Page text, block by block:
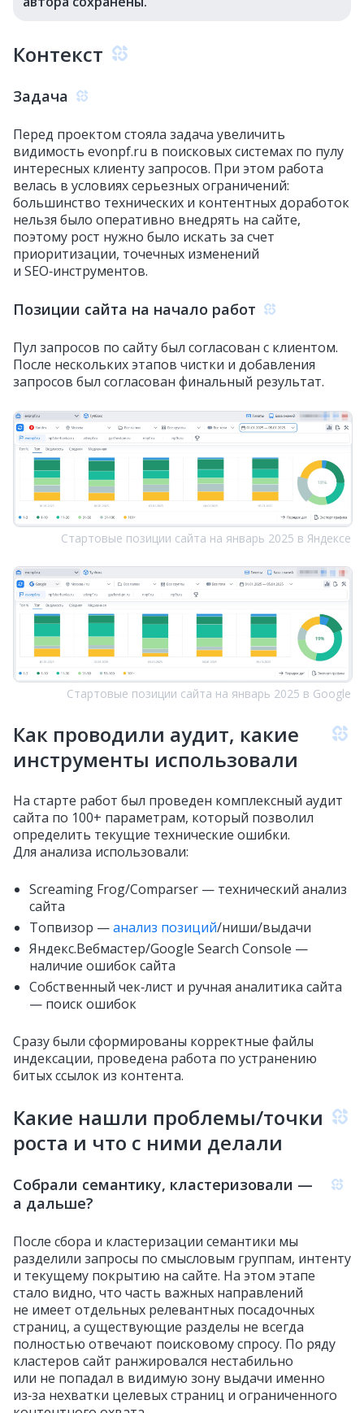
Контекст
Задача
Перед проектом стояла задача увеличить
видимость evonpf.ru в поисковых системах по пулу
интересных клиенту запросов. При этом работа
велась в условиях серьезных ограничений:
большинство технических и контентных доработок
нельзя было оперативно внедрять на сайте,
поэтому рост нужно было искать за счет
приоритизации, точечных изменений
и SEO‑инструментов.
Позиции сайта на начало работ
Пул запросов по сайту был согласован с клиентом.
После нескольких этапов чистки и добавления
запросов был согласован финальный результат.
Стартовые позиции сайта на январь 2025 в Яндексе
Стартовые позиции сайта на январь 2025 в Google
Как проводили аудит, какие
инструменты использовали
На старте работ был проведен комплексный аудит
сайта по 100+ параметрам, который позволил
определить текущие технические ошибки.
Для анализа использовали:
Screaming Frog/Comparser — технический анализ
сайта
Топвизор —анализ позиций/ниши/выдачи
Яндекс.Вебмастер/Google Search Console —
наличие ошибок сайта
Собственный чек‑лист и ручная аналитика сайта
— поиск ошибок
Сразу были сформированы корректные файлы
индексации, проведена работа по устранению
битых ссылок из контента.
Какие нашли проблемы/точки
роста и что с ними делали
Собрали семантику, кластеризовали —
а дальше?
После сбора и кластеризации семантики мы
разделили запросы по смысловым группам, интенту
и текущему покрытию на сайте. На этом этапе
стало видно, что часть важных направлений
не имеет отдельных релевантных посадочных
страниц, а существующие разделы не всегда
полностью отвечают поисковому спросу. По ряду
кластеров сайт ранжировался нестабильно
или не попадал в видимую зону выдачи именно
из‑за нехватки целевых страниц и ограниченного